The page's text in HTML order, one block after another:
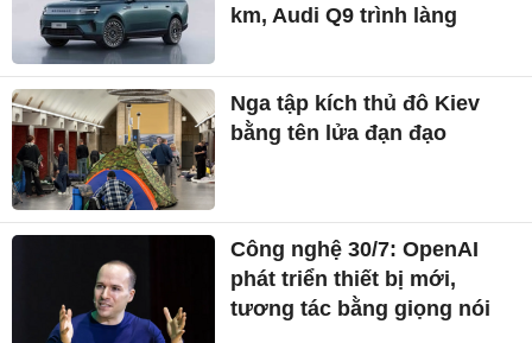
km, Audi Q9 trình làng
Nga tập kích thủ đô Kiev
bằng tên lửa đạn đạo
Công nghệ 30/7: OpenAI
phát triển thiết bị mới,
tương tác bằng giọng nói